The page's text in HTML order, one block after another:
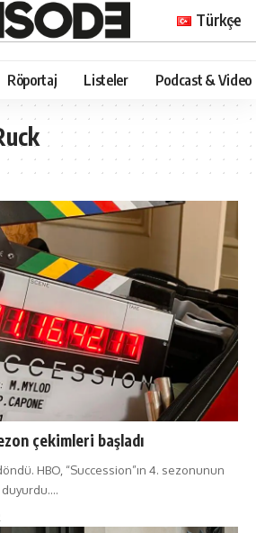
Türkçe
Röportaj Listeler Podcast & Video
çekimleri başladı
HBO, “Succession”ın 4. sezonunun
duyurdu.…